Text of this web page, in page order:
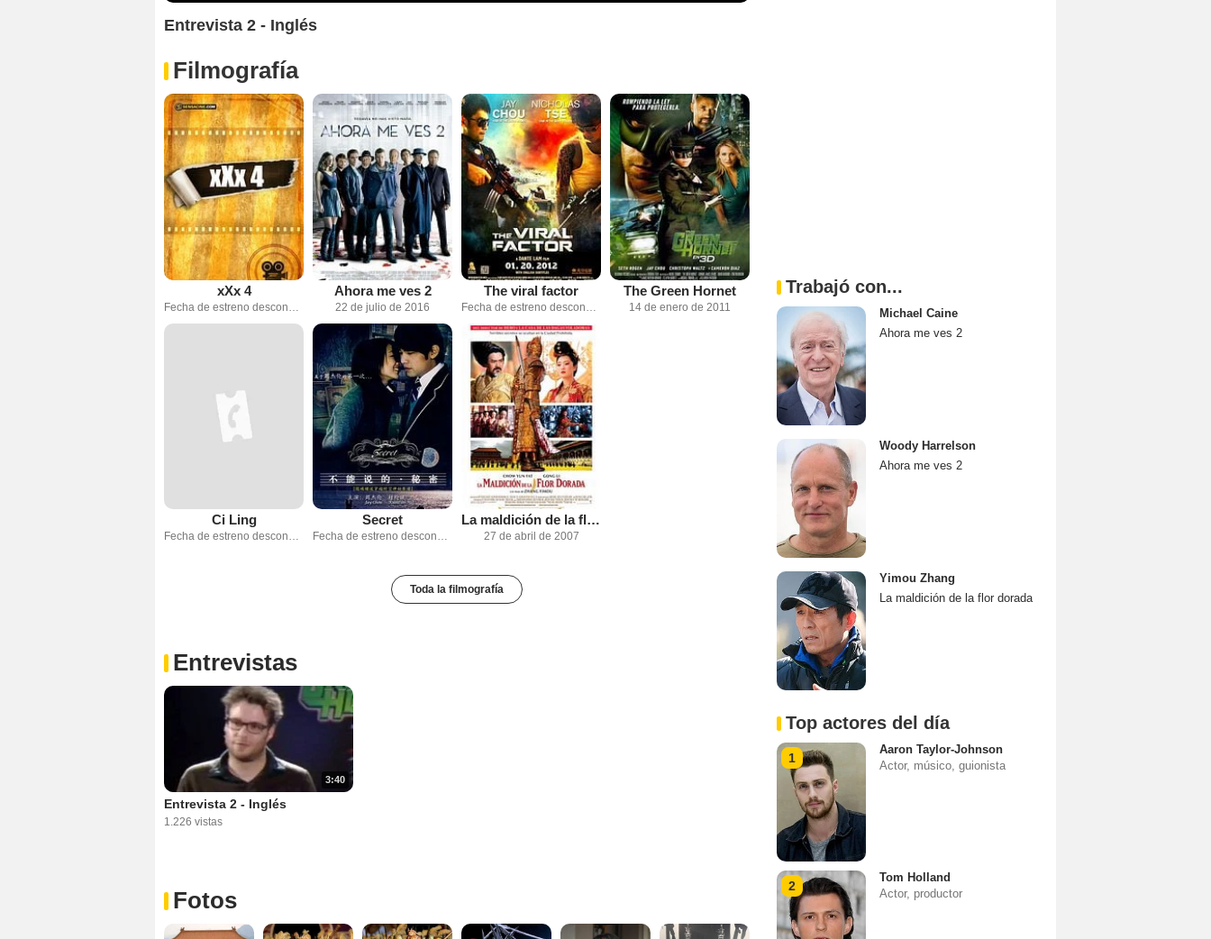
Entrevista 2 - Inglés
Filmografía
xXx 4 Ahora me ves 2
22 de julio de 2016
The viral factor The Green Hornet
14 de enero de 2011
Ci Ling
Fecha de estreno desconocida
Secret
Fecha de estreno desconocida
La maldición de la flor dorada
27 de abril de 2007
Toda la filmografía
Entrevistas
3:40
Entrevista 2 - Inglés
1.226 vistas
Fotos
Trabajó con...
Michael Caine
Ahora me ves 2
Woody Harrelson
Ahora me ves 2
Yimou Zhang
La maldición de la flor dorada
Top actores del día
1
Aaron Taylor-Johnson
Actor, músico, guionista
2
Tom Holland
Actor, productor